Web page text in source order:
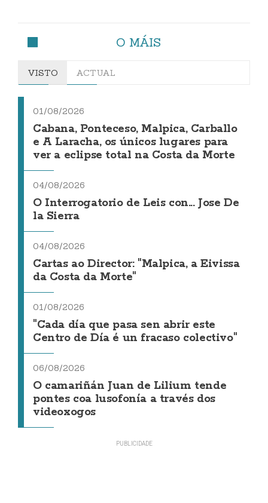
O MÁIS
VISTO ACTUAL
01/08/2026
Cabana, Ponteceso, Malpica, Carballo
e A Laracha, os únicos lugares para
ver a eclipse total na Costa da Morte
04/08/2026
O Interrogatorio de Leis con... Jose De
la Sierra
04/08/2026
Cartas ao Director: "Malpica, a Eivissa
da Costa da Morte"
01/08/2026
"Cada día que pasa sen abrir este
Centro de Día é un fracaso colectivo"
06/08/2026
O camariñán Juan de Lilium tende
pontes coa lusofonía a través dos
videoxogos